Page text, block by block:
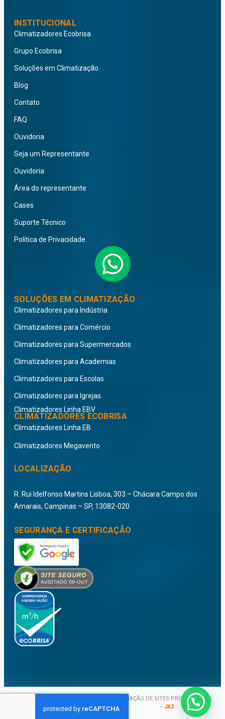
INSTITUCIONAL
Climatizadores Ecobrisa
Grupo Ecobrisa
Soluções em Climatização
Blog
Contato
FAQ
Ouvidoria
Seja um Representante
Ouvidoria
Área do representante
Cases
Suporte Técnico
Política de Privacidade
CLIMATIZADORES ECOBRISA
Climatizadores Linha EBV
Climatizadores Linha EB
Climatizadores Megavento
SOLUÇÕES EM CLIMATIZAÇÃO
Climatizadores para Indústria
Climatizadores para Comércio
Climatizadores para Supermercados
Climatizadores para Academias
Climatizadores para Escolas
Climatizadores para Igrejas
LOCALIZAÇÃO
R. Rui Idelfonso Martins Lisboa, 303 – Chácara Campo dos
Amarais, Campinas – SP, 13082-020
SEGURANÇA E CERTIFICAÇÃO
LTDA – TODOS OS DIREITOS
RESERVADOS © 2026
CRIAÇÃO DE SITES PROFISSIONAIS
–JX2